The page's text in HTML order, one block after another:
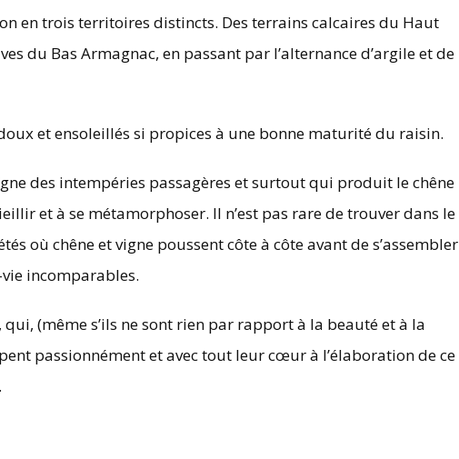
en trois territoires distincts. Des terrains calcaires du Haut
du Bas Armagnac, en passant par l’alternance d’argile et de
et ensoleillés si propices à une bonne maturité du raisin.
des intempéries passagères et surtout qui produit le chêne
et à se métamorphoser. Il n’est pas rare de trouver dans le
où chêne et vigne poussent côte à côte avant de s’assembler
incomparables.
qui, (même s’ils ne sont rien par rapport à la beauté et à la
passionnément et avec tout leur cœur à l’élaboration de ce